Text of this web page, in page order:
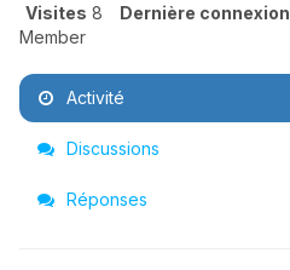
Visites 8 Dernière connexion
Member
Activité
Discussions
Réponses